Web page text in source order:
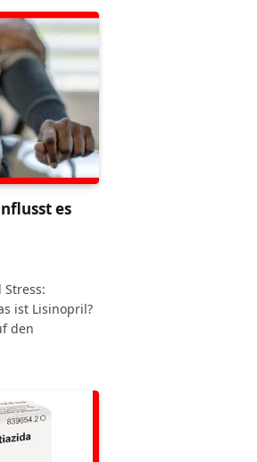
es
ist Lisinopril?
den